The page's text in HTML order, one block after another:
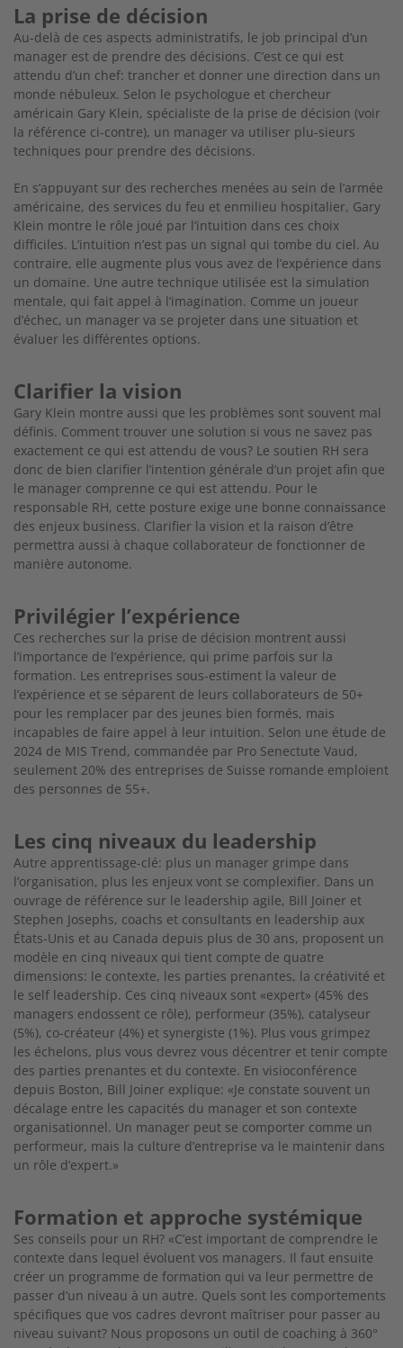
La prise de décision
Au-delà de ces aspects administratifs, le job principal d’un
manager est de prendre des décisions. C’est ce qui est
attendu d’un chef: trancher et donner une direction dans un
monde nébuleux. Selon le psychologue et chercheur
américain Gary Klein, spécialiste de la prise de décision (voir
la référence ci-contre), un manager va utiliser plu-sieurs
techniques pour prendre des décisions.
En s’appuyant sur des recherches menées au sein de l’armée
américaine, des services du feu et enmilieu hospitalier, Gary
Klein montre le rôle joué par l’intuition dans ces choix
difficiles. L’intuition n’est pas un signal qui tombe du ciel. Au
contraire, elle augmente plus vous avez de l’expérience dans
un domaine. Une autre technique utilisée est la simulation
mentale, qui fait appel à l’imagination. Comme un joueur
d’échec, un manager va se projeter dans une situation et
évaluer les différentes options.
Clarifier la vision
Gary Klein montre aussi que les problèmes sont souvent mal
définis. Comment trouver une solution si vous ne savez pas
exactement ce qui est attendu de vous? Le soutien RH sera
donc de bien clarifier l’intention générale d’un projet afin que
le manager comprenne ce qui est attendu. Pour le
responsable RH, cette posture exige une bonne connaissance
des enjeux business. Clarifier la vision et la raison d’être
permettra aussi à chaque collaborateur de fonctionner de
manière autonome.
Privilégier l’expérience
Ces recherches sur la prise de décision montrent aussi
l’importance de l’expérience, qui prime parfois sur la
formation. Les entreprises sous-estiment la valeur de
l’expérience et se séparent de leurs collaborateurs de 50+
pour les remplacer par des jeunes bien formés, mais
incapables de faire appel à leur intuition. Selon une étude de
2024 de MIS Trend, commandée par Pro Senectute Vaud,
seulement 20% des entreprises de Suisse romande emploient
des personnes de 55+.
Les cinq niveaux du leadership
Autre apprentissage-clé: plus un manager grimpe dans
l’organisation, plus les enjeux vont se complexifier. Dans un
ouvrage de référence sur le leadership agile, Bill Joiner et
Stephen Josephs, coachs et consultants en leadership aux
États-Unis et au Canada depuis plus de 30 ans, proposent un
modèle en cinq niveaux qui tient compte de quatre
dimensions: le contexte, les parties prenantes, la créativité et
le self leadership. Ces cinq niveaux sont «expert» (45% des
managers endossent ce rôle), performeur (35%), catalyseur
(5%), co-créateur (4%) et synergiste (1%). Plus vous grimpez
les échelons, plus vous devrez vous décentrer et tenir compte
des parties prenantes et du contexte. En visioconférence
depuis Boston, Bill Joiner explique: «Je constate souvent un
décalage entre les capacités du manager et son contexte
organisationnel. Un manager peut se comporter comme un
performeur, mais la culture d’entreprise va le maintenir dans
un rôle d’expert.»
Formation et approche systémique
Ses conseils pour un RH? «C’est important de comprendre le
contexte dans lequel évoluent vos managers. Il faut ensuite
créer un programme de formation qui va leur permettre de
passer d’un niveau à un autre. Quels sont les comportements
spécifiques que vos cadres devront maîtriser pour passer au
niveau suivant? Nous proposons un outil de coaching à 360°